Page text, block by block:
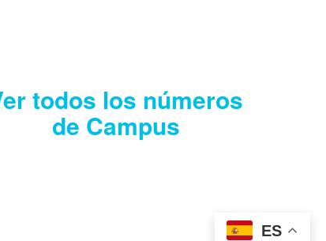
todos los números
de Campus
ES